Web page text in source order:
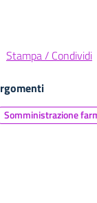
Stampa / Condividi
Somministrazione